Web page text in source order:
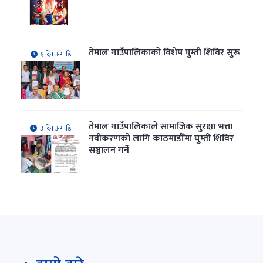
१ दिन अगाडि तेमाल गाउँपालिकाकाे विशेष घुम्ती शिविर सुरू
३ दिन अगाडि तेमाल गाउँपालिकाले सामाजिक सुरक्षा भत्ता
नवीकरणकाे लागि काठमाडौँमा घुम्ती शिविर
सञ्चालन गर्ने